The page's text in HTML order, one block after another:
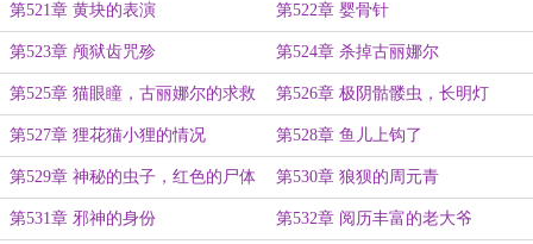
第521章 黄块的表演 第522章 婴骨针
第523章 颅狱齿咒殄 第524章 杀掉古丽娜尔
第525章 猫眼瞳，古丽娜尔的求救 第526章 极阴骷髅虫，长明灯
第527章 狸花猫小狸的情况 第528章 鱼儿上钩了
第529章 神秘的虫子，红色的尸体 第530章 狼狈的周元青
第531章 邪神的身份 第532章 阅历丰富的老大爷